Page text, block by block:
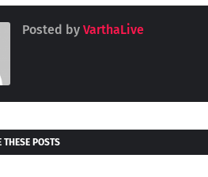
Posted by VarthaLive
POSTS